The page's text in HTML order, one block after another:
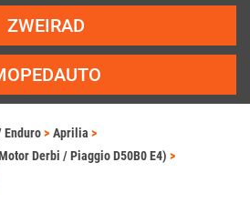
ZWEIRAD
Enduro
Aprilia
Derbi / Piaggio D50B0 E4)